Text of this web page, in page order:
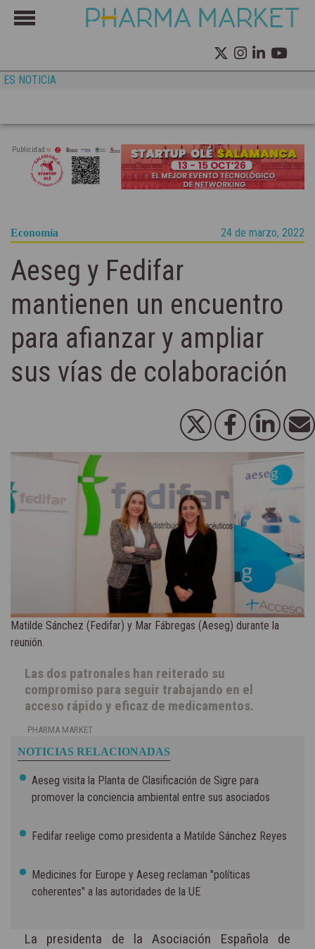
ES NOTICIA
Publicidad
Economía 24 de marzo, 2022
Aeseg y Fedifar
mantienen un encuentro
para afianzar y ampliar
sus vías de colaboración
Matilde Sánchez (Fedifar) y Mar Fábregas (Aeseg) durante la
reunión.
Las dos patronales han reiterado su
compromiso para seguir trabajando en el
acceso rápido y eficaz de medicamentos.
PHARMA MARKET
NOTICIAS RELACIONADAS
Aeseg visita la Planta de Clasificación de Sigre para
promover la conciencia ambiental entre sus asociados
Fedifar reelige como presidenta a Matilde Sánchez Reyes
Medicines for Europe y Aeseg reclaman "políticas
coherentes" a las autoridades de la UE
La presidenta de la Asociación Española de